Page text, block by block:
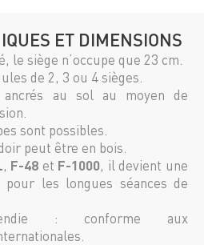
ET DIMENSIONS
le siège n’occupe que 23 cm.
de 2, 3 ou 4 sièges.
au sol au moyen de
sont possibles.
peut être en bois.
, F-48 et F-1000, il devient une
les longues séances de
: conforme aux